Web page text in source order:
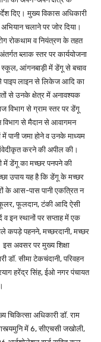
दिए। मुख्य विकास अधिकारी
चलाने पर जोर दिया।
रोकथाम व नियंत्रण के तहत
ब्लाक स्तर पर कार्ययोजना
से स्कूल, आंगनबाड़ी में डेंगू से बचाव
लाइन से लिकेज आदि का
से उनके क्षेत्र में अनावश्यक
विभाग से ग्राम स्तर पर डेंगू
से मैदान से आवागमन
पानी जमा होने व उनके माध्यम
करने की अपील की।
में डेंगू का मच्छर पनपने की
उपाय यह है कि डेंगू के मच्छर
के आस-पास पानी एकत्रित न
फूलदान, टंकी आदि ऐसी
व इन स्थानों पर सप्ताह में एक
कपड़े पहनने, मच्छरदानी, मच्छर
अवसर पर मुख्य शिक्षा
डाॅ. सीमा टेकचंदानी, परिवहन
हरेंद्र सिंह, ईओ नगर पंचायत
चिकित्सा अधिकारी डाॅ. राम
में 6, सीएचसी जखोली,